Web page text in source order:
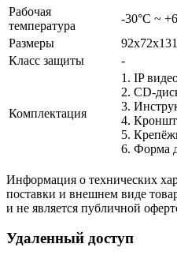
Рабочая
температура
-30°С ~
Размеры
Класс защиты
-
Комплектация
1. IP
2. СD-
3.
4.
5.
6. Форма
Информация о технических
поставки и внешнем виде
и не является публичной
Удаленный доступ